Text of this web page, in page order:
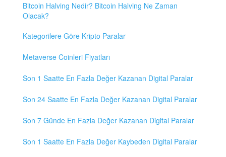
Bitcoin Halving Nedir? Bitcoin Halving Ne Zaman
Olacak?
Kategorilere Göre Kripto Paralar
Metaverse Coinleri Fiyatları
Son 1 Saatte En Fazla Değer Kazanan Digital Paralar
Son 24 Saatte En Fazla Değer Kazanan Digital Paralar
Son 7 Günde En Fazla Değer Kazanan Digital Paralar
Son 1 Saatte En Fazla Değer Kaybeden Digital Paralar